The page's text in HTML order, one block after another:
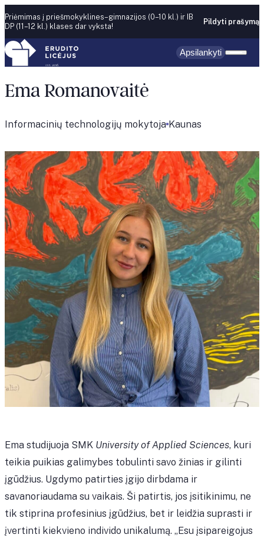
Skip to content
Priėmimas į priešmokyklines–gimnazijos (0–10 kl.) ir IB
DP (11–12 kl.) klases dar vyksta!
Pildyti prašymą
Apsilankyti
Ema Romanovaitė
Informacinių technologijų mokytoja Kaunas
Ema studijuoja SMK University of Applied Sciences, kuri
teikia puikias galimybes tobulinti savo žinias ir gilinti
įgūdžius. Ugdymo patirties įgijo dirbdama ir
savanoriaudama su vaikais. Ši patirtis, jos įsitikinimu, ne
tik stiprina profesinius įgūdžius, bet ir leidžia suprasti ir
įvertinti kiekvieno individo unikalumą. „Esu įsipareigojus